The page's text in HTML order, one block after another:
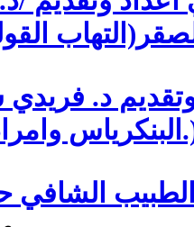
د.
وامراضه )
الشافي حلقه